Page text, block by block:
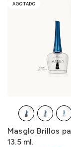
AGOTADO
Masglo Brillos
13.5 ml.